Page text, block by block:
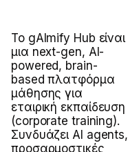
Το gAImify Hub είναι
μια next-gen, AI-
powered, brain-
based πλατφόρμα
μάθησης για
εταιρική εκπαίδευση
(corporate training).
Συνδυάζει AI agents,
προσαρμοστικές